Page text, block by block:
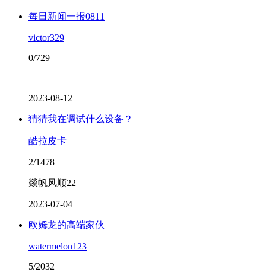
每日新闻一报0811
victor329
0/729
2023-08-12
猜猜我在调试什么设备？
酷拉皮卡
2/1478
燚帆风顺22
2023-07-04
欧姆龙的高端家伙
watermelon123
5/2032